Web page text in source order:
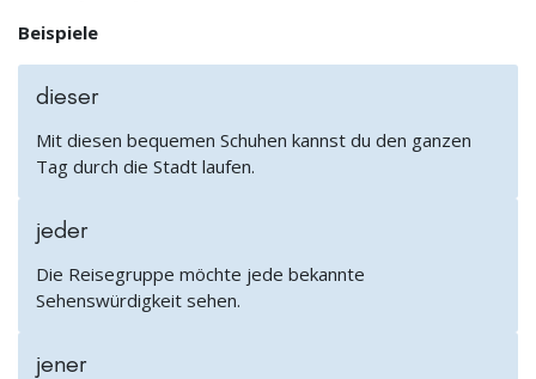
Beispiele
dieser
Mit diesen bequemen Schuhen kannst du den ganzen
Tag durch die Stadt laufen.
jeder
Die Reisegruppe möchte jede bekannte
Sehenswürdigkeit sehen.
jener